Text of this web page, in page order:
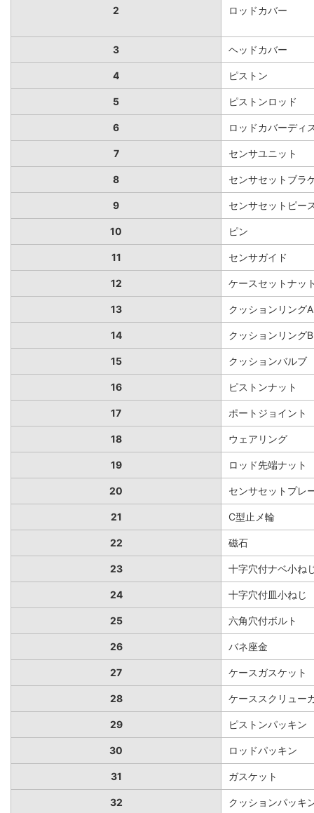
2 ロッドカバー
3 ヘッドカバー
4 ピストン
5 ピストンロッド
6 ロッドカバーディ
7 センサユニット
8 センサセットブラ
9 センサセットピー
10 ピン
11 センサガイド
12 ケースセットナッ
13 クッションリングA
14 クッションリングB
15 クッションバルブ
16 ピストンナット
17 ポートジョイント
18 ウェアリング
19 ロッド先端ナット
20 センサセットプレ
21 C型止メ輪
22 磁石
23 十字穴付ナベ小ね
24 十字穴付皿小ねじ
25 六角穴付ボルト
26 バネ座金
27 ケースガスケット
28 ケーススクリュー
29 ピストンパッキン
30 ロッドパッキン
31 ガスケット
32 クッションパッキ